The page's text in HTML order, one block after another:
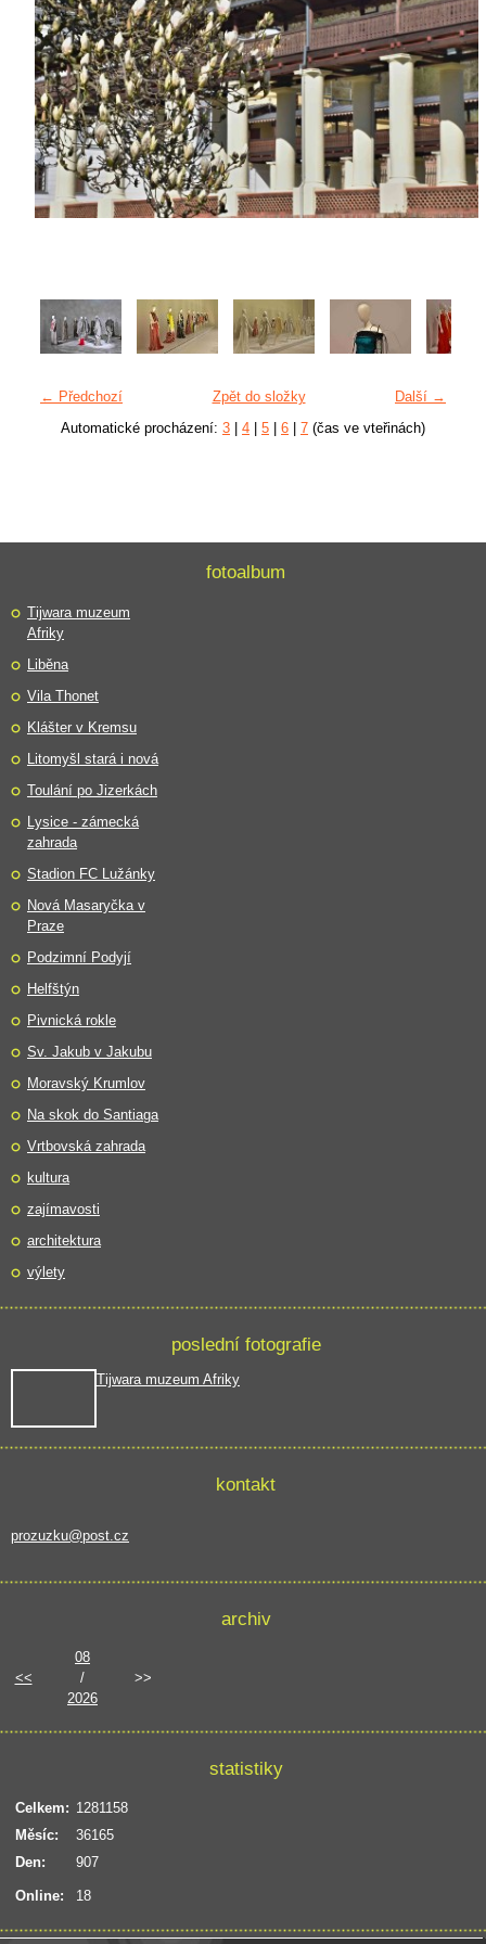
← Předchozí Další →
Zpět do složky
Automatické procházení: 3 | 4 | 5 | 6 | 7 (čas ve vteřinách)
fotoalbum
Tijwara muzeum
Afriky
Liběna
Vila Thonet
Klášter v Kremsu
Litomyšl stará i nová
Toulání po Jizerkách
Lysice - zámecká
zahrada
Stadion FC Lužánky
Nová Masaryčka v
Praze
Podzimní Podyjí
Helfštýn
Pivnická rokle
Sv. Jakub v Jakubu
Moravský Krumlov
Na skok do Santiaga
Vrtbovská zahrada
kultura
zajímavosti
architektura
výlety
poslední fotografie
Tijwara muzeum Afriky
kontakt
prozuzku@post.cz
archiv
<<
08
/
2026
>>
statistiky
Online: 18
Celkem: 1281158
Měsíc:
36165
Den:
907